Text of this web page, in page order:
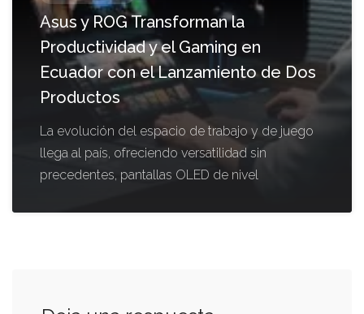
Asus y ROG Transforman la
Productividad y el Gaming en
Ecuador con el Lanzamiento de Dos
Productos
La evolución del espacio de trabajo y de juego
llega al país, ofreciendo versatilidad sin
precedentes, pantallas OLED de nivel